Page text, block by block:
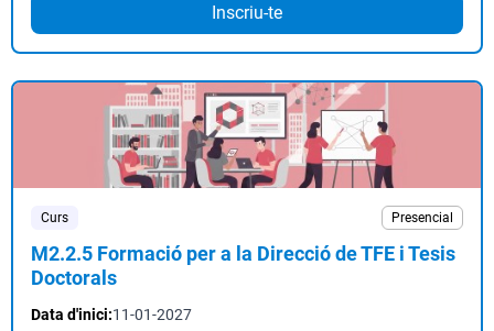
Inscriu-te
Curs Presencial
M2.2.5 Formació per a la Direcció de TFE i Tesis
Doctorals
Data d'inici:11-01-2027